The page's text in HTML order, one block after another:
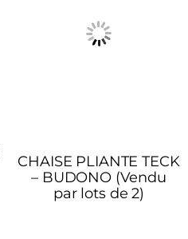
CHAISE PLIANTE TECK
– BUDONO (Vendu
par lots de 2)